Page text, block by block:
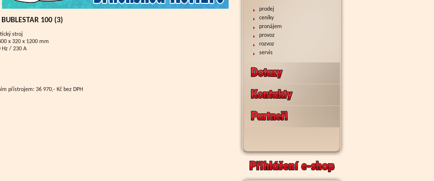
prodej
ceníky
pronájem
provoz
rozvoz
servis
100 (3)
stroj
x 320 x 1200 mm
Hz / 230 A
přístrojem: 36 970,- Kč bez DPH